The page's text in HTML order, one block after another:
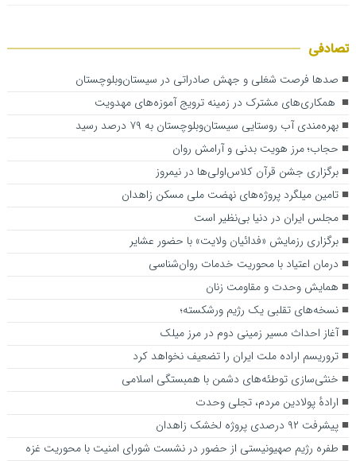
تصادفی
صدها فرصت شغلی و جهش صادراتی در سیستان‌وبلوچستان
همکاری‌های مشترک در زمینه ترویج آموزه‌های مهدویت
بهره‌مندی آب روستایی سیستان‌وبلوچستان به ۷۹ درصد رسید
حجاب؛ مرز هویت بدنی و آرامش روان
برگزاری جشن قرآن کلاس‌اولی‌ها در نیمروز
تامین میلگرد پروژه‌های نهضت ملی مسکن زاهدان
مجلس ایران در دنیا بی‌نظیر است
برگزاری رزمایش «فدائیان ولایت» با حضور عشایر
درمان اعتیاد با محوریت خدمات روان‌شناسی
همایش وحدت و مقاومت زنان
نسخه‌های تقلبی یک رژیم ورشکسته؛
آغاز احداث مسیر زمینی دوم در مرز میلک
تروریسم اراده ملت ایران را تضعیف نخواهد کرد
خنثی‌سازی توطئه‌های دشمن با همبستگی اسلامی
ارادهٔ پولادین مردم، تجلی وحدت
پیشرفت ۹۲ درصدی پروژه لخشک زاهدان
طفره رژیم صهیونیستی از حضور در نشست شورای امنیت با محوریت غزه